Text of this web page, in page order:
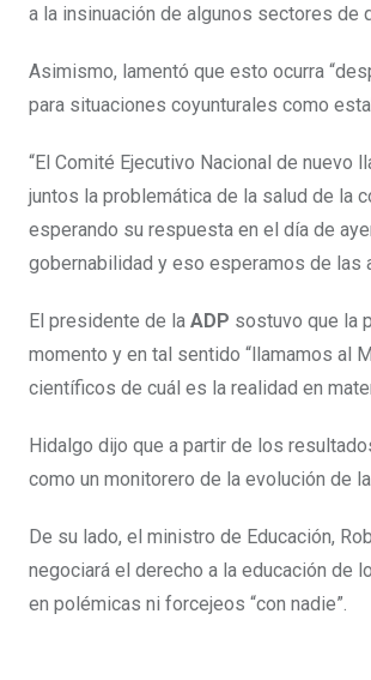
a la insinuación de algunos sectores de
Asimismo, lamentó que esto ocurra
para situaciones coyunturales como
“El Comité Ejecutivo Nacional de nuevo
juntos la problemática de la salud de la
esperando su respuesta en el día de
gobernabilidad y eso esperamos de las
El presidente de la ADP sostuvo que la
momento y en tal sentido “llamamos al
científicos de cuál es la realidad en
Hidalgo dijo que a partir de los
como un monitorero de la evolución de
De su lado, el ministro de Educación,
negociará el derecho a la educación de
en polémicas ni forcejeos “con nadie”.